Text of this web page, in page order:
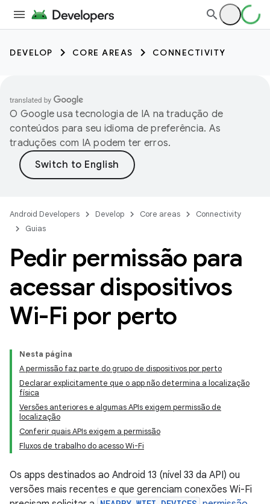
DEVELOP CORE AREAS CONNECTIVITY
O Google usa tecnologia de IA na tradução de
conteúdos para seu idioma de preferência. As
traduções com IA podem ter erros.
Android Developers Develop Core areas
Connectivity
Guias
Pedir permissão para
acessar dispositivos
Wi-Fi por perto
Nesta página
A permissão faz parte do grupo de dispositivos por perto
Declarar explicitamente que o app não determina a localização
física
Versões anteriores e algumas APIs exigem permissão de
localização
Conferir quais APIs exigem a permissão
Fluxos de trabalho do acesso Wi-Fi
Os apps destinados ao Android 13 (nível 33 da API) ou
versões mais recentes e que gerenciam conexões Wi-Fi